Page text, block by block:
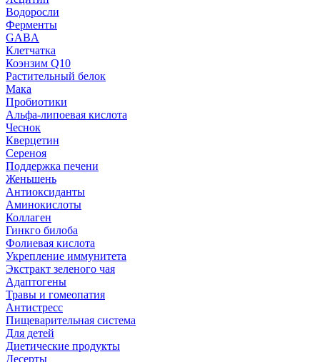
Водоросли
Ферменты
GABA
Клетчатка
Коэнзим Q10
Растительный белок
Мака
Пробиотики
Альфа-липоевая кислота
Чеснок
Кверцетин
Сереноя
Поддержка печени
Женьшень
Антиоксиданты
Аминокислоты
Коллаген
Гинкго билоба
Фолиевая кислота
Укрепление иммунитета
Экстракт зеленого чая
Адаптогены
Травы и гомеопатия
Антистресс
Пищеварительная система
Для детей
Диетические продукты
Десерты